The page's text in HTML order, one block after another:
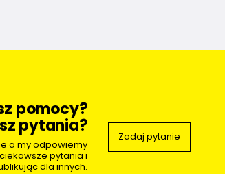
pomocy?
pytania?
a my odpowiemy
pytania i
dla innych.
Zadaj pytanie